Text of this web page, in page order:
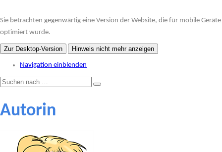
Sie betrachten gegenwärtig eine Version der Website, die für mobile Geräte
optimiert wurde.
Zur Desktop-Version Hinweis nicht mehr anzeigen
Navigation einblenden
Autorin